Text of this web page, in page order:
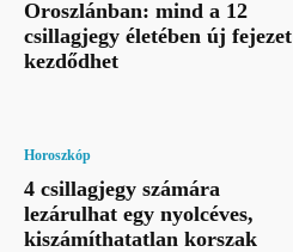
Oroszlánban: mind a 12
csillagjegy életében új fejezet
kezdődhet
Horoszkóp
4 csillagjegy számára
lezárulhat egy nyolcéves,
kiszámíthatatlan korszak